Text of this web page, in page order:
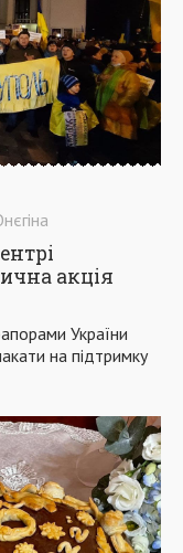
акція
України
на підтримку